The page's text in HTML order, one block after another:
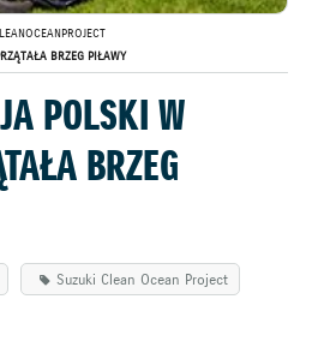
BRZEG PIŁAWY
POLSKI W
BRZEG
Suzuki Clean Ocean Project